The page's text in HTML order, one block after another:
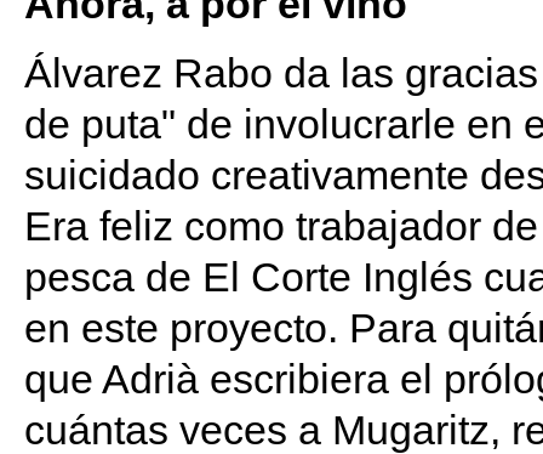
Álvarez Rabo da las
de puta" de involucrarle en
suicidado creativamente
Era feliz como trabajador
pesca de El Corte Inglés
en este proyecto. Para
que Adrià escribiera el
cuántas veces a Mugaritz,